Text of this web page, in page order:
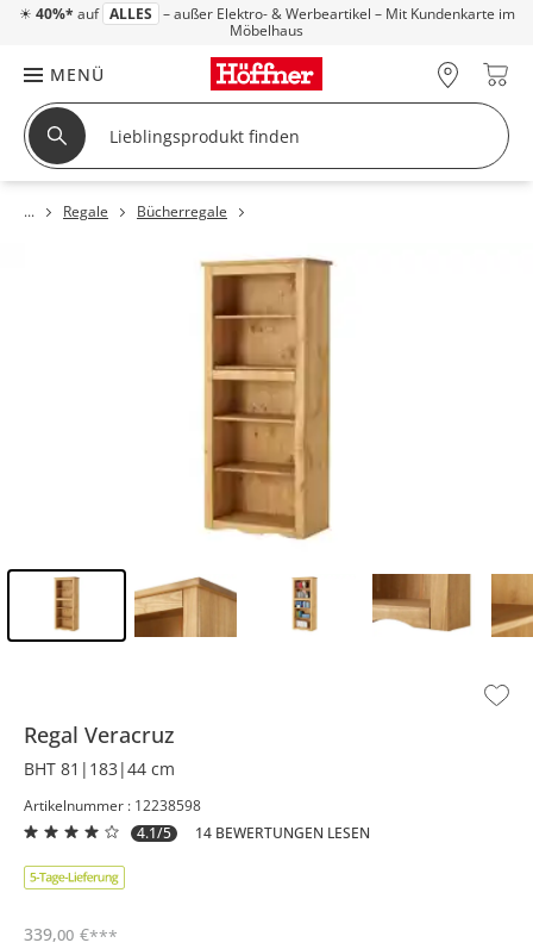
☀ 40%* auf ALLES – außer Elektro- & Werbeartikel – Mit Kundenkarte im
Möbelhaus
MENÜ
Regale Bücherregale
Regal Veracruz
BHT 81|183|44 cm
Artikelnummer : 12238598
4.1/5
14 BEWERTUNGEN LESEN
339,00 €***